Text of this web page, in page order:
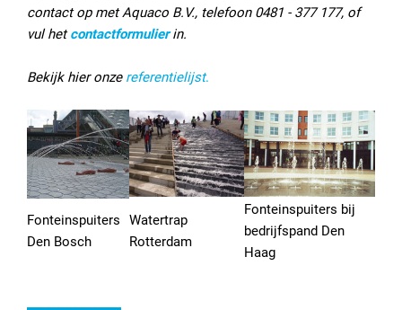
contact op met Aquaco B.V., telefoon 0481 - 377 177, of
vul hetcontactformulier in.
Bekijk hier onze referentielijst.
Fonteinspuiters
Den Bosch
Watertrap
Rotterdam
Fonteinspuiters bij
bedrijfspand Den
Haag